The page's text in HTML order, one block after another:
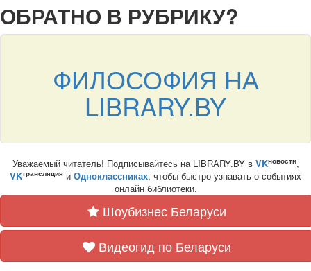
ОБРАТНО В РУБРИКУ?
ФИЛОСОФИЯ НА
LIBRARY.BY
Уважаемый читатель! Подписывайтесь на LIBRARY.BY в VKновости,
VKтрансляция и Одноклассниках, чтобы быстро узнавать о событиях
онлайн библиотеки.
Шоубизнес Беларуси
Видеогид по Беларуси